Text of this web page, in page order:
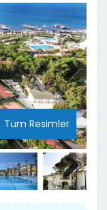
Tüm Resimler
Next
Next